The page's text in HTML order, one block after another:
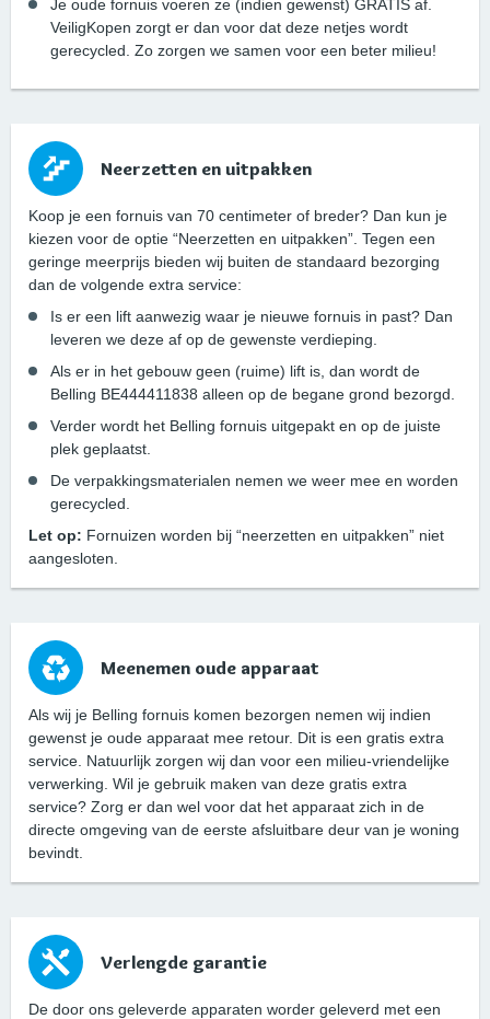
Je oude fornuis voeren ze (indien gewenst) GRATIS af.
VeiligKopen zorgt er dan voor dat deze netjes wordt
gerecycled. Zo zorgen we samen voor een beter milieu!
Neerzetten en uitpakken
Koop je een fornuis van 70 centimeter of breder? Dan kun je
kiezen voor de optie “Neerzetten en uitpakken”. Tegen een
geringe meerprijs bieden wij buiten de standaard bezorging
dan de volgende extra service:
Is er een lift aanwezig waar je nieuwe fornuis in past? Dan
leveren we deze af op de gewenste verdieping.
Als er in het gebouw geen (ruime) lift is, dan wordt de
Belling BE444411838 alleen op de begane grond bezorgd.
Verder wordt het Belling fornuis uitgepakt en op de juiste
plek geplaatst.
De verpakkingsmaterialen nemen we weer mee en worden
gerecycled.
Let op: Fornuizen worden bij “neerzetten en uitpakken” niet
aangesloten.
Meenemen oude apparaat
Als wij je Belling fornuis komen bezorgen nemen wij indien
gewenst je oude apparaat mee retour. Dit is een gratis extra
service. Natuurlijk zorgen wij dan voor een milieu-vriendelijke
verwerking. Wil je gebruik maken van deze gratis extra
service? Zorg er dan wel voor dat het apparaat zich in de
directe omgeving van de eerste afsluitbare deur van je woning
bevindt.
Verlengde garantie
De door ons geleverde apparaten worder geleverd met een